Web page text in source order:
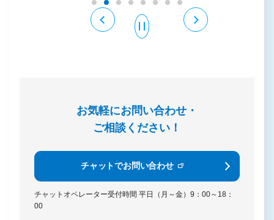
お気軽にお問い合わせ・
ご相談ください！
チャットでお問い合わせ
チャットオペレーター受付時間 平日（月～金）9：00～18：
00